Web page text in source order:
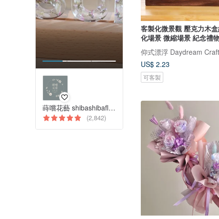
蒔嚐花藝 shibashibaflorist
(2,842)
客製化微景觀 壓克力木
化場景 微縮場景 紀念禮
仰式漂浮 Daydream
US$ 2.23
可客製